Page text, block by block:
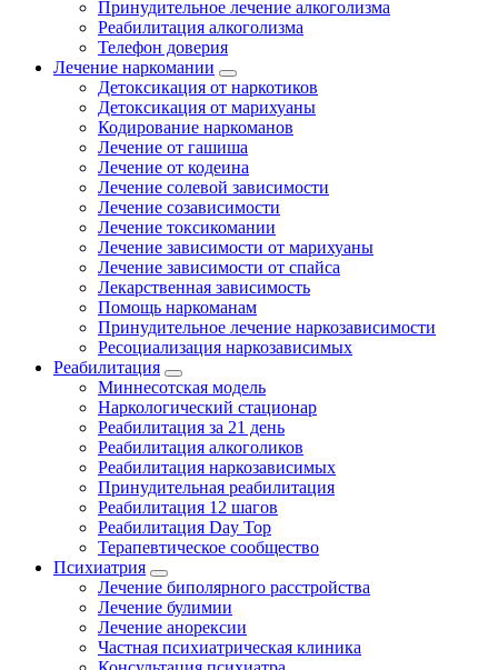
Принудительное лечение алкоголизма
Реабилитация алкоголизма
Телефон доверия
Лечение наркомании
Детоксикация от наркотиков
Детоксикация от марихуаны
Кодирование наркоманов
Лечение от гашиша
Лечение от кодеина
Лечение солевой зависимости
Лечение созависимости
Лечение токсикомании
Лечение зависимости от марихуаны
Лечение зависимости от спайса
Лекарственная зависимость
Помощь наркоманам
Принудительное лечение наркозависимости
Ресоциализация наркозависимых
Реабилитация
Миннесотская модель
Наркологический стационар
Реабилитация за 21 день
Реабилитация алкоголиков
Реабилитация наркозависимых
Принудительная реабилитация
Реабилитация 12 шагов
Реабилитация Day Top
Терапевтическое сообщество
Психиатрия
Лечение биполярного расстройства
Лечение булимии
Лечение анорексии
Частная психиатрическая клиника